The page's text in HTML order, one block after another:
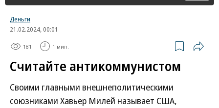
Деньги
21.02.2024, 00:01
181 1 мин.
Считайте антикоммунистом
Своими главными внешнеполитическими
союзниками Хавьер Милей называет США,